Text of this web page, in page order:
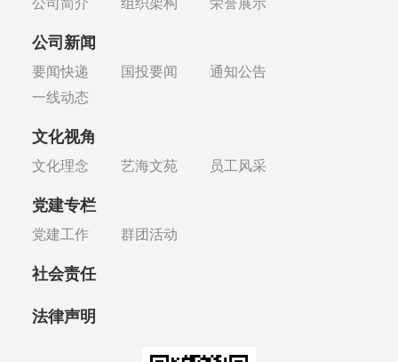
公司简介 组织架构 荣誉展示
公司新闻
要闻快递 国投要闻
通知公告
一线动态
文化视角
文化理念 艺海文苑 员工风采
党建专栏
党建工作 群团活动
社会责任
法律声明